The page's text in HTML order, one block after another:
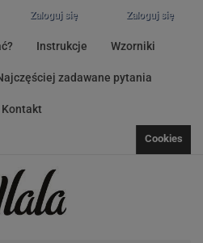
Zaloguj się
Zaloguj się
Instrukcje Wzorniki
zadawane pytania
Kontakt
Cookies